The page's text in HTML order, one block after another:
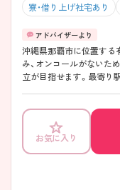
寮・借り上げ社宅あり
沖縄県那覇市に位置する
み、オンコールがないた
立が目指せます。最寄り
ど、さらに詳細をお話し
お気に入り